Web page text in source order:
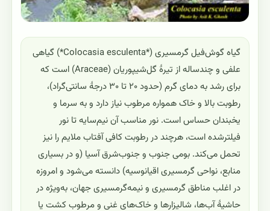
گیاه گوش‌فیل گرمسیری (*Colocasia esculenta*) گیاهی
علفی و چندساله از تیرهٔ گل‌شیپوریان (Araceae) است که
برای رشد به دمای گرم (حدود ۲۰ تا ۳۰ درجهٔ سانتی‌گراد)،
رطوبت بالا و خاک همواره مرطوب نیاز دارد و به سرما و
یخبندان حساس است. نور مناسب آن نیم‌سایه تا نور
فیلترشده است، هرچند در رطوبت کافی آفتاب ملایم را نیز
تحمل می‌کند. بومی جنوب و جنوب‌شرق آسیا (و در بسیاری
منابع، نواحی گرمسیری اقیانوسیه) دانسته می‌شود و امروزه
در اغلب مناطق گرمسیری و نیمه‌گرمسیری جهان، به‌ویژه در
حاشیهٔ آب‌ها، شالیزارها و خاک‌های غنی و مرطوب کشت یا